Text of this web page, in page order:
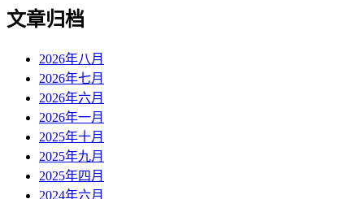
文章归档
2026年八月
2026年七月
2026年六月
2026年一月
2025年十月
2025年九月
2025年四月
2024年六月